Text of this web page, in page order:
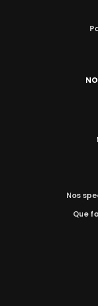
Nos
Que